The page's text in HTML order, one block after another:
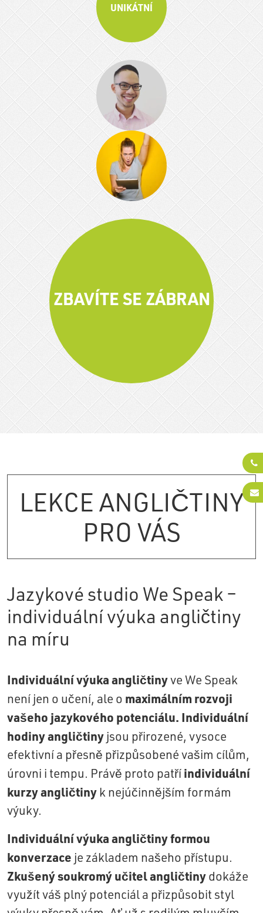
UNIKÁTNÍ
ZBAVÍTE SE ZÁBRAN
LEKCE ANGLIČTINY
PRO VÁS
Jazykové studio We Speak –
individuální výuka angličtiny
na míru
Individuální výuka angličtinyve We Speak
není jen o učení, ale o maximálním rozvoji
vašeho jazykového potenciálu. Individuální
hodiny angličtiny jsou přirozené, vysoce
efektivní a přesně přizpůsobené vašim cílům,
úrovni i tempu. Právě proto patříindividuální
kurzy angličtinyk nejúčinnějším formám
výuky.
Individuální výuka angličtiny formou
konverzace je základem našeho přístupu.
Zkušený soukromý učitel angličtinydokáže
využít váš plný potenciál a přizpůsobit styl